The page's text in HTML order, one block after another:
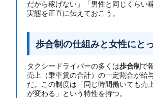
だから稼げない」「男性と同じくら
実態を正直に伝えておこう。
歩合制の仕組みと女性にと
タクシードライバーの多くは歩合制で
売上（乗車賃の合計）の一定割合が給
だ。この制度は「同じ時間働いても売
が変わる」という特性を持つ。